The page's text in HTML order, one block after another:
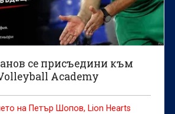
се присъедини към
Academy
на Петър Шопов, Lion Hearts